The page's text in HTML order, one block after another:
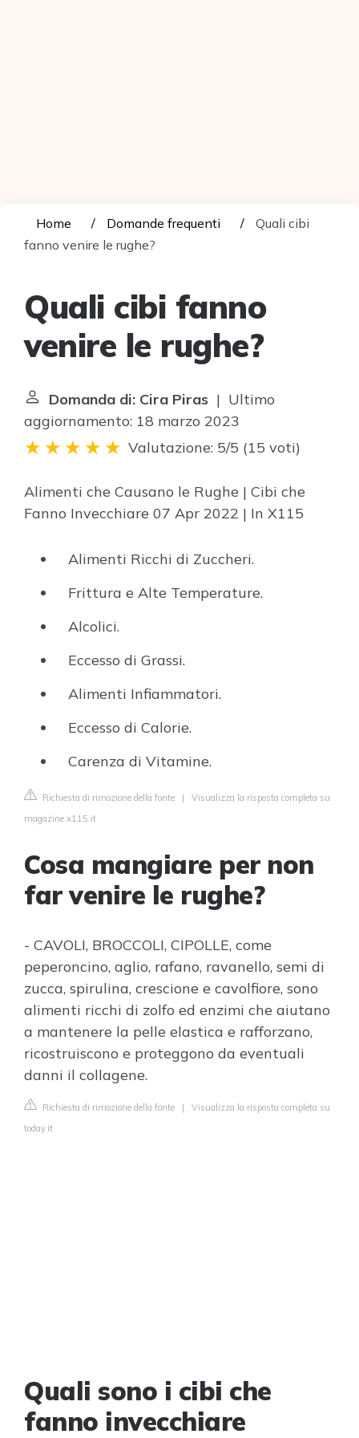
Home Domande frequenti
Quali cibi
fanno venire le rughe?
Quali cibi fanno
venire le rughe?
Domanda di: Cira Piras | Ultimo
aggiornamento: 18 marzo 2023
Valutazione: 5/5 (15 voti)
Alimenti che Causano le Rughe | Cibi che
Fanno Invecchiare 07 Apr 2022 | In X115
Alimenti Ricchi di Zuccheri.
Frittura e Alte Temperature.
Alcolici.
Eccesso di Grassi.
Alimenti Infiammatori.
Eccesso di Calorie.
Carenza di Vitamine.
Richiesta di rimozione della fonte | Visualizza la risposta completa su
magazine.x115.it
Cosa mangiare per non
far venire le rughe?
- CAVOLI, BROCCOLI, CIPOLLE, come
peperoncino, aglio, rafano, ravanello, semi di
zucca, spirulina, crescione e cavolfiore, sono
alimenti ricchi di zolfo ed enzimi che aiutano
a mantenere la pelle elastica e rafforzano,
ricostruiscono e proteggono da eventuali
danni il collagene.
Richiesta di rimozione della fonte | Visualizza la risposta completa su
today.it
Quali sono i cibi che
fanno invecchiare